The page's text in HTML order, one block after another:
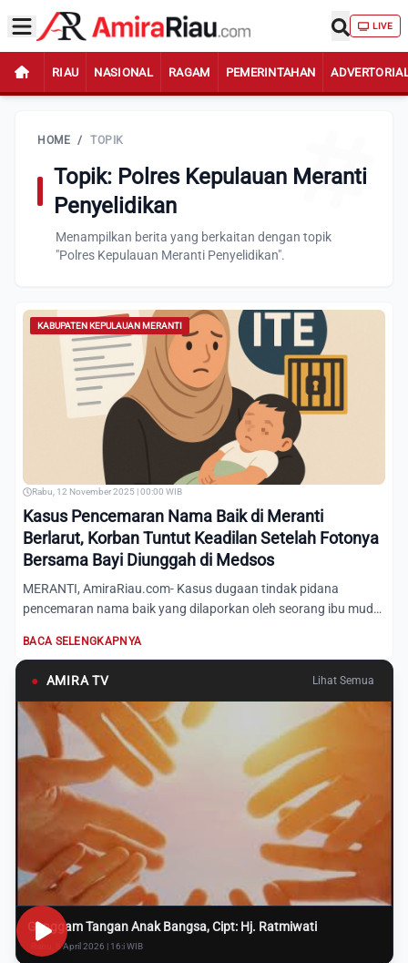
LIVE
RIAU NASIONAL RAGAM PEMERINTAHAN
HOME / TOPIK
Topik: Polres Kepulauan Meranti
Penyelidikan
Menampilkan berita yang berkaitan dengan topik
"Polres Kepulauan Meranti Penyelidikan".
KABUPATEN KEPULAUAN MERANTI
Rabu, 12 November 2025 | 00:00 WIB
Kasus Pencemaran Nama Baik di Meranti
Berlarut, Korban Tuntut Keadilan Setelah Fotonya
Bersama Bayi Diunggah di Medsos
MERANTI, AmiraRiau.com- Kasus dugaan tindak pidana
pencemaran nama baik yang dilaporkan oleh seorang ibu muda
BACA SELENGKAPNYA
● AMIRA TV Lihat Semua
Genggam Tangan Anak Bangsa, Cipt: Hj. Ratmiwati
Rabu, 8 April 2026 | 16:i WIB